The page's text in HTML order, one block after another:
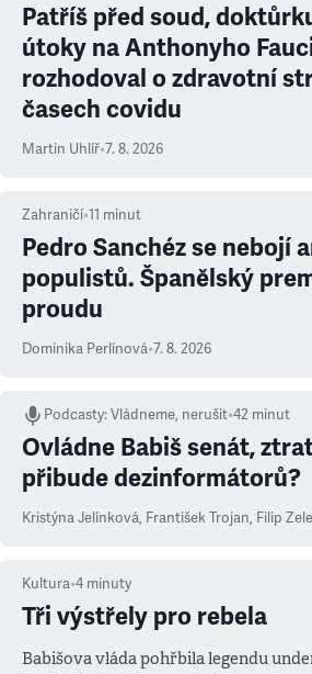
Patříš před soud,
útoky na Anthonyho
rozhodoval o zdravotní
časech covidu
Martin Uhlíř•7. 8. 2026
Zahraničí•11 minut
Pedro Sanchéz se nebojí
populistů. Španělský
proudu
Dominika Perlínová•7. 8. 2026
Podcasty:Vládneme, nerušit•42 minut
Ovládne Babiš senát,
přibude dezinformátorů?
Kristýna Jelínková, František Trojan, Filip
Kultura•4 minuty
Tři výstřely pro rebela
Babišova vláda pohřbila legendu